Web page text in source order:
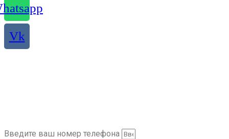
Vk
Введите ваш номер телефона